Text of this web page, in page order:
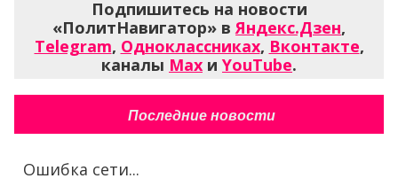
Подпишитесь на новости
«ПолитНавигатор» вЯндекс.Дзен,
Telegram, Одноклассниках, Вконтакте,
каналы Max и YouTube.
Последние новости
Ошибка сети...